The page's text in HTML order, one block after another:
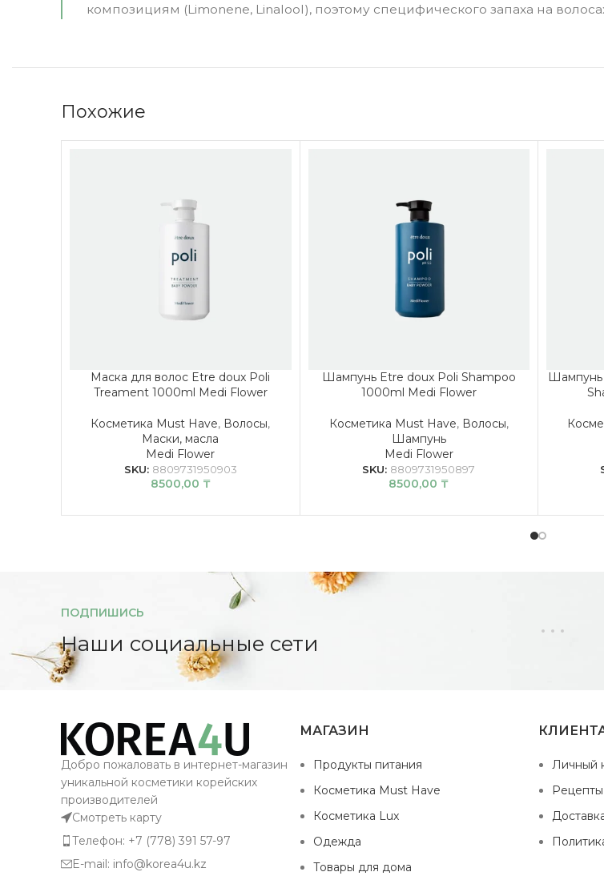
композициям (Limonene, Linalool), поэтому специфического запаха на
Похожие
Маска для волос Etre doux Poli
Treament 1000ml Medi Flower
Косметика Must Have, Волосы,
Маски, масла
Medi Flower
SKU: 8809731950903
8500,00 ₸
Шампунь Etre doux Poli Shampoo
1000ml Medi Flower
Косметика Must Have, Волосы,
Шампунь
Medi Flower
SKU: 8809731950897
8500,00 ₸
Шампунь
ПОДПИШИСЬ
Наши социальные сети
Добро пожаловать в интернет-магазин
уникальной косметики корейских
производителей
Смотреть карту
Телефон: +7 (778) 391 57-97
E-mail: info@korea4u.kz
МАГАЗИН
Продукты питания
Косметика Must Have
Косметика Lux
Одежда
Товары для дома
Личный
Рецепты